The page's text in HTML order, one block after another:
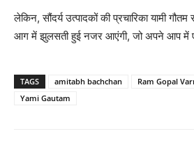
लेकिन, सौंदर्य उत्‍पादकों की प्रचारिका यामी
आग में झुलसती हुई नजर आएंगी, जो अपने आप में
TAGS amitabh bachchan Ram Gopal
Yami Gautam